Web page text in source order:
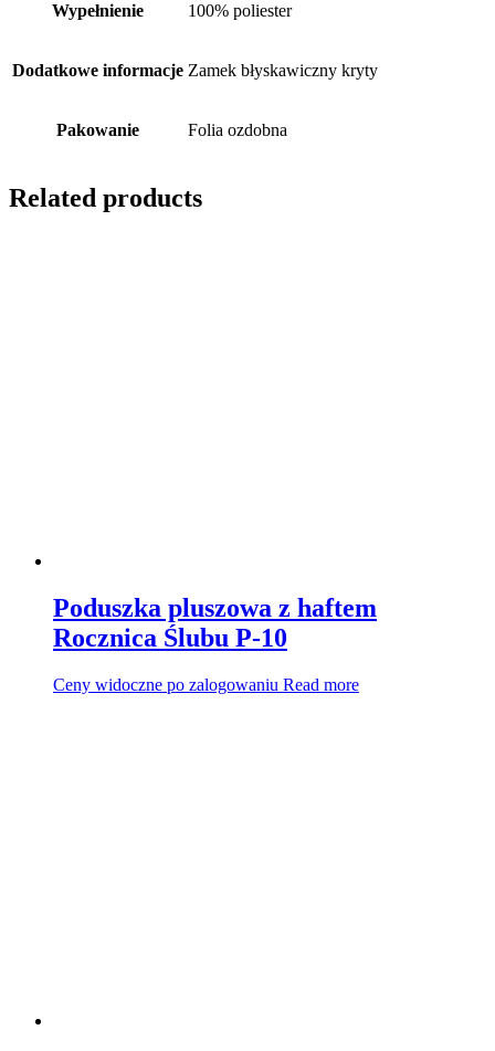
Wypełnienie 100% poliester
Dodatkowe informacje Zamek błyskawiczny kryty
Pakowanie Folia ozdobna
Related products
Poduszka pluszowa z haftem
Rocznica Ślubu P-10
Ceny widoczne po zalogowaniu Read more